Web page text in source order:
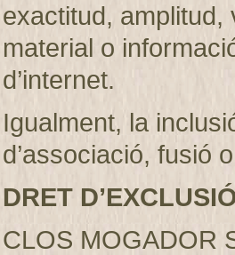
exactitud,
material o
d’internet.
Igualment, la
d’associació, fusió
DRET
CLOS MOGADOR